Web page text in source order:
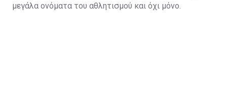
μεγάλα ονόματα του αθλητισμού και όχι μόνο.